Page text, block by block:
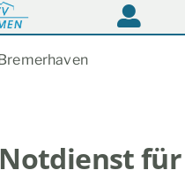
für